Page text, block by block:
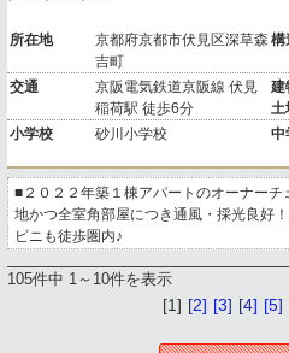
所在地
京都府京都市伏見区深草森
吉町
構
交通
京阪電気鉄道京阪線 伏見
稲荷駅 徒歩6分
建
土
小学校 砂川小学校 中
■２０２２年築１棟アパートのオーナー
地かつ全室角部屋につき通風・採光良好
ビニも徒歩圏内♪
105件中 1～10件を表示
[1] [2] [3] [4] [5]